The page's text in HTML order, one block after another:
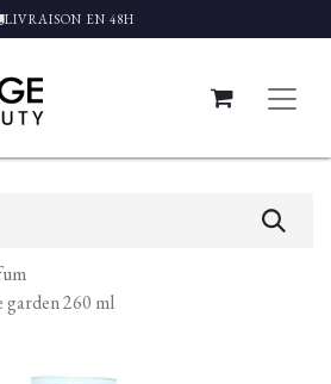
LIVRAISON EN 48H
garden 260 ml